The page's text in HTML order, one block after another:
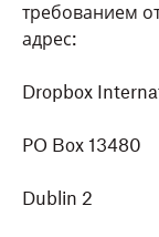
требованием
адрес:
Dropbox
PO Box 13480
Dublin 2